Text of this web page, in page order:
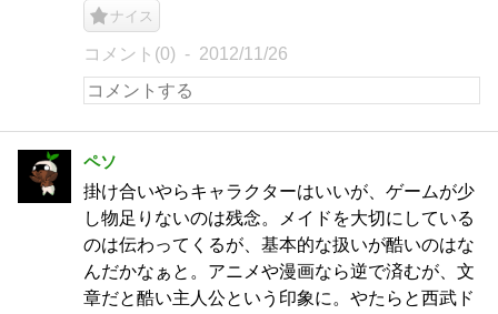
ナイス
コメント(0) 2012/11/26
ペソ
掛け合いやらキャラクターはいいが、ゲームが少
し物足りないのは残念。メイドを大切にしている
のは伝わってくるが、基本的な扱いが酷いのはな
んだかなぁと。アニメや漫画なら逆で済むが、文
章だと酷い主人公という印象に。やたらと西武ド